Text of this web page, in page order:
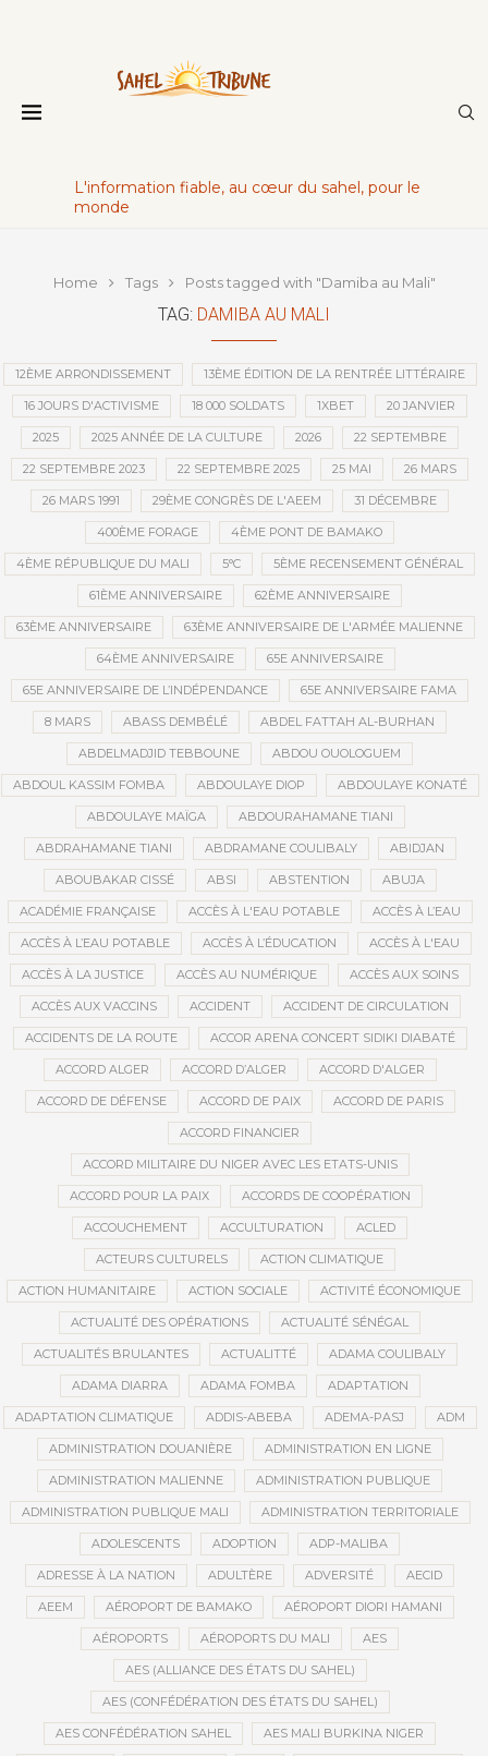
L'information fiable, au cœur du sahel, pour le
monde
Home Tags Posts tagged with "Damiba au Mali"
TAG: DAMIBA AU MALI
12ÈME ARRONDISSEMENT 13ÈME ÉDITION DE LA RENTRÉE LITTÉRAIRE
16 JOURS D'ACTIVISME 18 000 SOLDATS 1XBET 20 JANVIER
2025 2025 ANNÉE DE LA CULTURE 2026 22 SEPTEMBRE
22 SEPTEMBRE 2023 22 SEPTEMBRE 2025 25 MAI 26 MARS
26 MARS 1991 29ÈME CONGRÈS DE L'AEEM 31 DÉCEMBRE
400ÈME FORAGE 4ÈME PONT DE BAMAKO
4ÈME RÉPUBLIQUE DU MALI 5°C 5ÈME RECENSEMENT GÉNÉRAL
61ÈME ANNIVERSAIRE 62ÈME ANNIVERSAIRE
63ÈME ANNIVERSAIRE 63ÈME ANNIVERSAIRE DE L'ARMÉE MALIENNE
64ÈME ANNIVERSAIRE 65E ANNIVERSAIRE
65E ANNIVERSAIRE DE L’INDÉPENDANCE 65E ANNIVERSAIRE FAMA
8 MARS ABASS DEMBÉLÉ ABDEL FATTAH AL-BURHAN
ABDELMADJID TEBBOUNE ABDOU OUOLOGUEM
ABDOUL KASSIM FOMBA ABDOULAYE DIOP ABDOULAYE KONATÉ
ABDOULAYE MAÏGA ABDOURAHAMANE TIANI
ABDRAHAMANE TIANI ABDRAMANE COULIBALY ABIDJAN
ABOUBAKAR CISSÉ ABSI ABSTENTION ABUJA
ACADÉMIE FRANÇAISE ACCÈS À L'EAU POTABLE ACCÈS À L’EAU
ACCÈS À L’EAU POTABLE ACCÈS À L’ÉDUCATION ACCÈS À L'EAU
ACCÈS À LA JUSTICE ACCÈS AU NUMÉRIQUE ACCÈS AUX SOINS
ACCÈS AUX VACCINS ACCIDENT ACCIDENT DE CIRCULATION
ACCIDENTS DE LA ROUTE ACCOR ARENA CONCERT SIDIKI DIABATÉ
ACCORD ALGER ACCORD D’ALGER ACCORD D'ALGER
ACCORD DE DÉFENSE ACCORD DE PAIX ACCORD DE PARIS
ACCORD FINANCIER
ACCORD MILITAIRE DU NIGER AVEC LES ETATS-UNIS
ACCORD POUR LA PAIX ACCORDS DE COOPÉRATION
ACCOUCHEMENT ACCULTURATION ACLED
ACTEURS CULTURELS ACTION CLIMATIQUE
ACTION HUMANITAIRE ACTION SOCIALE ACTIVITÉ ÉCONOMIQUE
ACTUALITÉ DES OPÉRATIONS ACTUALITÉ SÉNÉGAL
ACTUALITÉS BRULANTES ACTUALITTÉ ADAMA COULIBALY
ADAMA DIARRA ADAMA FOMBA ADAPTATION
ADAPTATION CLIMATIQUE ADDIS-ABEBA ADEMA-PASJ ADM
ADMINISTRATION DOUANIÈRE ADMINISTRATION EN LIGNE
ADMINISTRATION MALIENNE ADMINISTRATION PUBLIQUE
ADMINISTRATION PUBLIQUE MALI ADMINISTRATION TERRITORIALE
ADOLESCENTS ADOPTION ADP-MALIBA
ADRESSE À LA NATION ADULTÈRE ADVERSITÉ AECID
AEEM AÉROPORT DE BAMAKO AÉROPORT DIORI HAMANI
AÉROPORTS AÉROPORTS DU MALI AES
AES (ALLIANCE DES ÉTATS DU SAHEL)
AES (CONFÉDÉRATION DES ÉTATS DU SAHEL)
AES CONFÉDÉRATION SAHEL AES MALI BURKINA NIGER